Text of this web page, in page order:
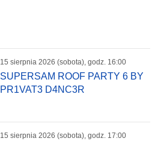
15 sierpnia 2026 (sobota), godz. 16:00
SUPERSAM ROOF PARTY 6 BY
PR1VAT3 D4NC3R
15 sierpnia 2026 (sobota), godz. 17:00